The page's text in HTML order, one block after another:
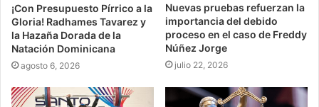
¡Con Presupuesto Pírrico a la
Gloria! Radhames Tavarez y
la Hazaña Dorada de la
Natación Dominicana
agosto 6, 2026
Nuevas pruebas refuerzan la
importancia del debido
proceso en el caso de Freddy
Núñez Jorge
julio 22, 2026